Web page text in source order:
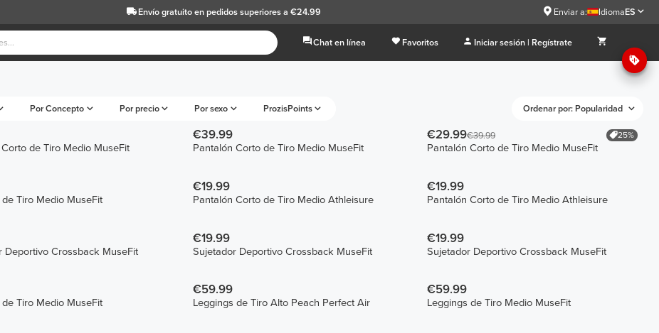
Envío gratuitoen pedidos superiores a €24.99 Enviar a: IdiomaES
Chat en línea Favoritos Iniciar sesión | Regístrate
Por Concepto Por precio Por sexo ProzisPoints Ordenar por: Popularidad
de Tiro Medio MuseFit
€39.99
Pantalón Corto de Tiro Medio MuseFit
€29.99€39.99 25%
Pantalón Corto de Tiro Medio MuseFit
Tiro Medio MuseFit
€19.99
Pantalón Corto de Tiro Medio Athleisure
€19.99
Pantalón Corto de Tiro Medio Athleisure
Deportivo Crossback MuseFit
€19.99
Sujetador Deportivo Crossback MuseFit
€19.99
Sujetador Deportivo Crossback MuseFit
Tiro Medio MuseFit
€59.99
Leggings de Tiro Alto Peach Perfect Air
€59.99
Leggings de Tiro Medio MuseFit